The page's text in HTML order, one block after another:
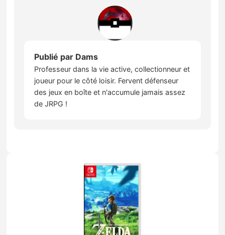
Publié par Dams
Professeur dans la vie active, collectionneur et
joueur pour le côté loisir. Fervent défenseur
des jeux en boîte et n'accumule jamais assez
de JRPG !